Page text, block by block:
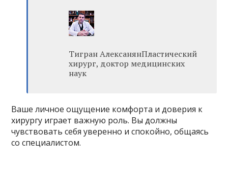
Тигран АлексанянПластический
хирург, доктор медицинских
наук
Ваше личное ощущение комфорта и доверия к
хирургу играет важную роль. Вы должны
чувствовать себя уверенно и спокойно, общаясь
со специалистом.